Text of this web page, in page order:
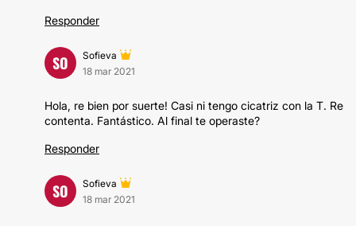
Responder
SO
Sofieva
18 mar 2021
Hola, re bien por suerte! Casi ni tengo cicatriz con la T. Re
contenta. Fantástico. Al final te operaste?
Responder
SO
Sofieva
18 mar 2021